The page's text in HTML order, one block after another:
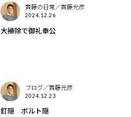
齊藤の日常／齊藤元彦
2024.12.26
大掃除で御礼奉公
ブログ／齊藤元彦
2024.12.23
釘隠 ボルト隠